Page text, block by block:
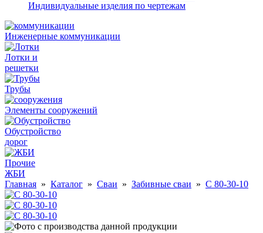
Индивидуальные изделия по чертежам
Инженерные коммуникации
Лотки и
решетки
Трубы
Элементы сооружений
Обустройство
дорог
Прочие
ЖБИ
Главная » Каталог » Сваи » Забивные сваи » С 80-30-10